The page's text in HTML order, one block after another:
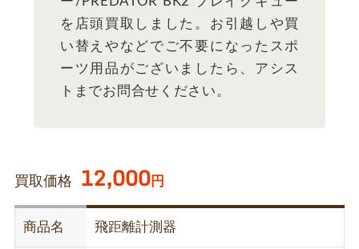
を店頭買取しました。お引越しや買
い替えやなどでご不要になったスポ
ーツ用品がございましたら、アシス
トまでお問合せください。
買取価格 12,000円
商品名 飛距離計測器